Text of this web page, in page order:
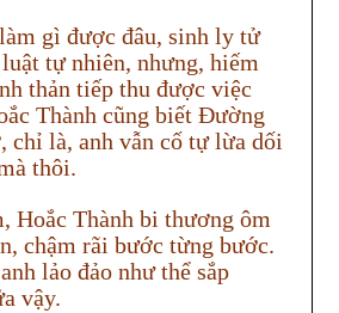
gì được đâu, sinh ly tử
tự nhiên, nhưng, hiếm
thản tiếp thu được việc
Thành cũng biết Đường
chỉ là, anh vẫn cố tự lừa dối
thôi.
Hoắc Thành bi thương ôm
chậm rãi bước từng bước.
lảo đảo như thể sắp
vậy.